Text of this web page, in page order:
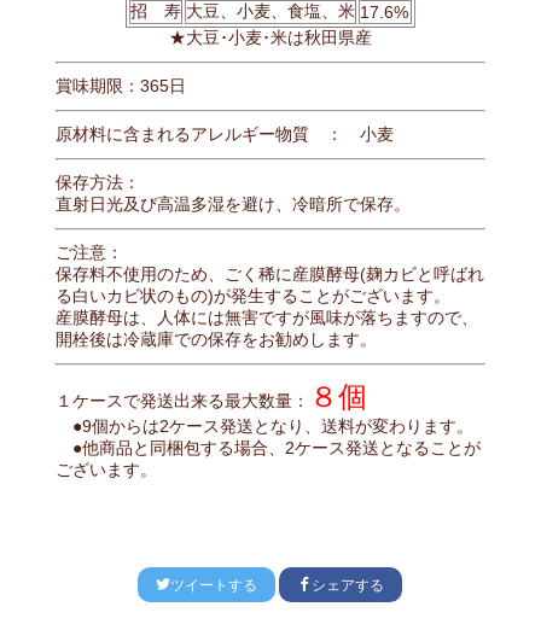
招 寿 大豆、小麦、食塩、米 17.6%
★大豆･小麦･米は秋田県産
賞味期限：365日
原材料に含まれるアレルギー物質 ： 小麦
保存方法：
直射日光及び高温多湿を避け、冷暗所で保存。
ご注意：
保存料不使用のため、ごく稀に産膜酵母(麹カビと呼ばれ
る白いカビ状のもの)が発生することがございます。
産膜酵母は、人体には無害ですが風味が落ちますので、
開栓後は冷蔵庫での保存をお勧めします。
１ケースで発送出来る最大数量： ８個
●9個からは2ケース発送となり、送料が変わります。
●他商品と同梱包する場合、2ケース発送となることが
ございます。
ツイートする シェアする